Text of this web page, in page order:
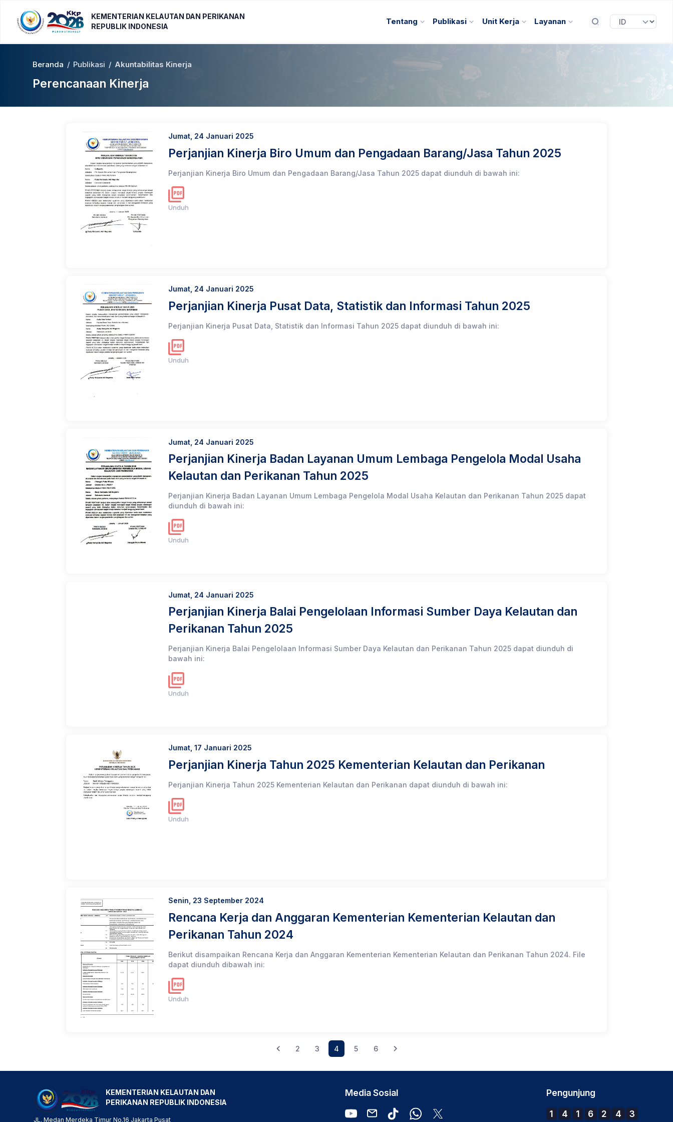
KEMENTERIAN KELAUTAN DAN PERIKANAN
REPUBLIK INDONESIA
Tentang Publikasi Unit Kerja Layanan
Beranda / Publikasi / Akuntabilitas Kinerja
Perencanaan Kinerja
Jumat, 24 Januari 2025
Perjanjian Kinerja Biro Umum dan Pengadaan Barang/Jasa Tahun 2025
Perjanjian Kinerja Biro Umum dan Pengadaan Barang/Jasa Tahun 2025 dapat diunduh di bawah ini:
Unduh
Jumat, 24 Januari 2025
Perjanjian Kinerja Pusat Data, Statistik dan Informasi Tahun 2025
Perjanjian Kinerja Pusat Data, Statistik dan Informasi Tahun 2025 dapat diunduh di bawah ini:
Unduh
Jumat, 24 Januari 2025
Perjanjian Kinerja Badan Layanan Umum Lembaga Pengelola Modal Usaha
Kelautan dan Perikanan Tahun 2025
Perjanjian Kinerja Badan Layanan Umum Lembaga Pengelola Modal Usaha Kelautan dan Perikanan Tahun 2025 dapat
diunduh di bawah ini:
Unduh
Jumat, 24 Januari 2025
Perjanjian Kinerja Balai Pengelolaan Informasi Sumber Daya Kelautan dan
Perikanan Tahun 2025
Perjanjian Kinerja Balai Pengelolaan Informasi Sumber Daya Kelautan dan Perikanan Tahun 2025 dapat diunduh di
bawah ini:
Unduh
Jumat, 17 Januari 2025
Perjanjian Kinerja Tahun 2025 Kementerian Kelautan dan Perikanan
Perjanjian Kinerja Tahun 2025 Kementerian Kelautan dan Perikanan dapat diunduh di bawah ini:
Unduh
Senin, 23 September 2024
Rencana Kerja dan Anggaran Kementerian Kementerian Kelautan dan
Perikanan Tahun 2024
Berikut disampaikan Rencana Kerja dan Anggaran Kementerian Kementerian Kelautan dan Perikanan Tahun 2024. File
dapat diunduh dibawah ini:
Unduh
2 3 4 5 6
KEMENTERIAN KELAUTAN DAN
PERIKANAN REPUBLIK INDONESIA
JL. Medan Merdeka Timur No.16 Jakarta Pusat
Media Sosial Pengunjung
1 4 1 6 2 4 3